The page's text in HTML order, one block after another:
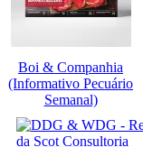
Boi & Companhia
(Informativo Pecuário
Semanal)